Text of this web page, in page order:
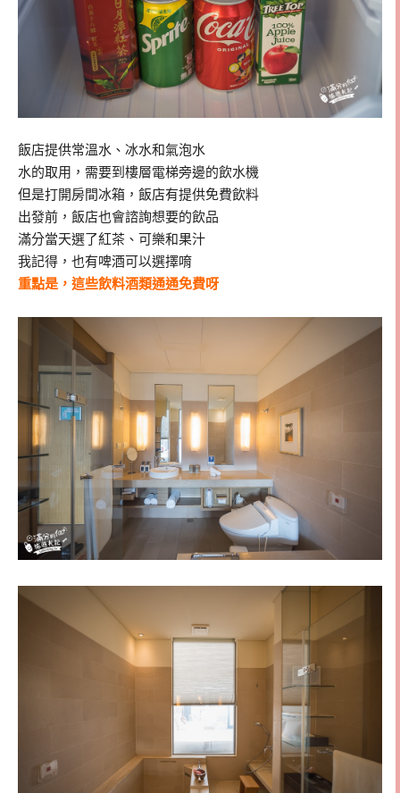
飯店提供常溫水、冰水和氣泡水
水的取用，需要到樓層電梯旁邊的飲水機
但是打開房間冰箱，飯店有提供免費飲料
出發前，飯店也會諮詢想要的飲品
滿分當天選了紅茶、可樂和果汁
我記得，也有啤酒可以選擇唷
重點是，這些飲料酒類通通免費呀